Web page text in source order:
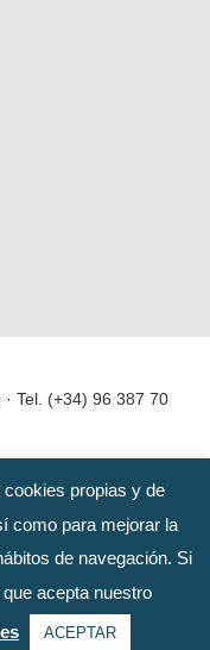
Tel. (+34) 96 387 70
propias y de
como para mejorar la
de navegación. Si
acepta nuestro
ACEPTAR